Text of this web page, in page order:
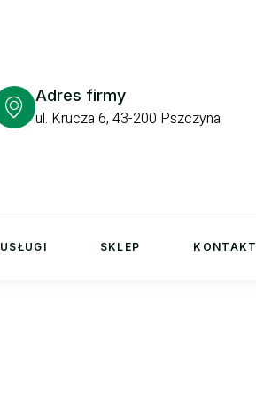
Adres firmy
ul. Krucza 6, 43-200 Pszczyna
USŁUGI SKLEP KONTAKT